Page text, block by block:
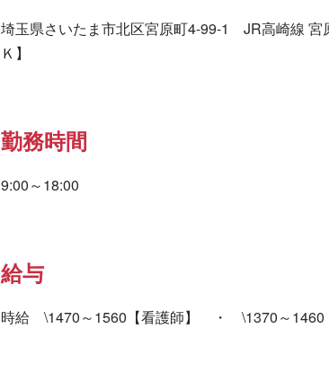
埼玉県さいたま市北区宮原町4-99-1　JR高崎線
Ｋ】
勤務時間
9:00～18:00
給与
時給　\1470～1560【看護師】　・　\1370～1460